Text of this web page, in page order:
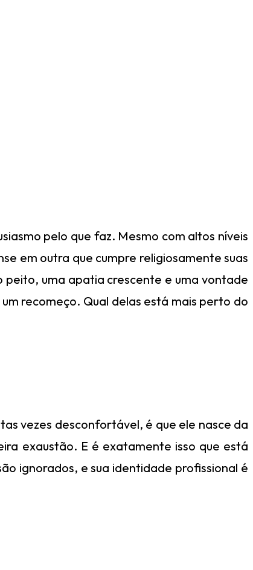
pelo que faz. Mesmo com altos níveis
em outra que cumpre religiosamente suas
peito, uma apatia crescente e uma vontade
recomeço. Qual delas está mais perto do
vezes desconfortável, é que ele nasce da
exaustão. E é exatamente isso que está
ignorados, e sua identidade profissional é